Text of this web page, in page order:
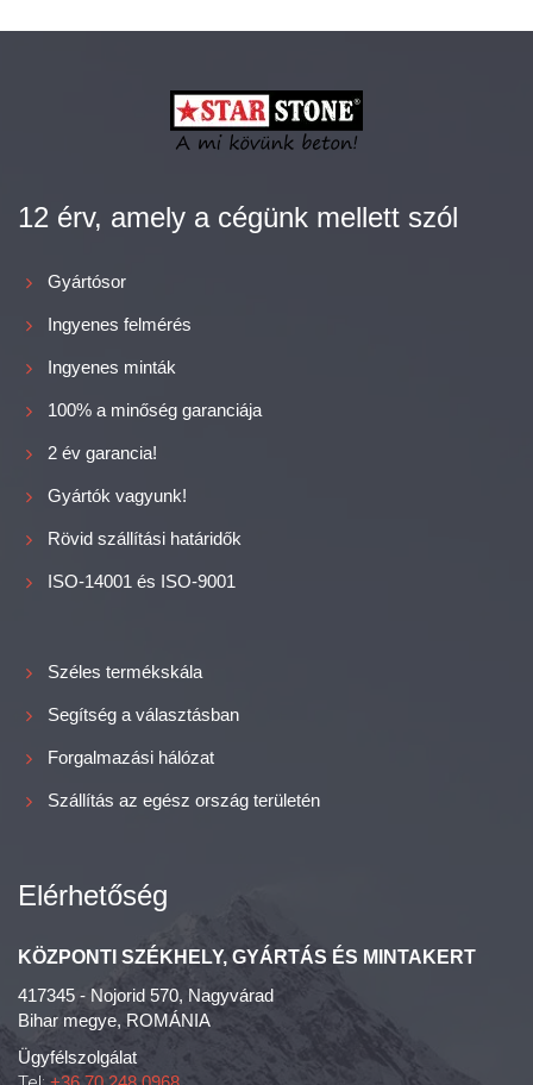
12 érv, amely a cégünk mellett szól
Gyártósor
Ingyenes felmérés
Ingyenes minták
100% a minőség garanciája
2 év garancia!
Gyártók vagyunk!
Rövid szállítási határidők
ISO-14001 és ISO-9001
Széles termékskála
Segítség a választásban
Forgalmazási hálózat
Szállítás az egész ország területén
Elérhetőség
KÖZPONTI SZÉKHELY, GYÁRTÁS ÉS MINTAKERT
417345 - Nojorid 570, Nagyvárad
Bihar megye, ROMÁNIA
Ügyfélszolgálat